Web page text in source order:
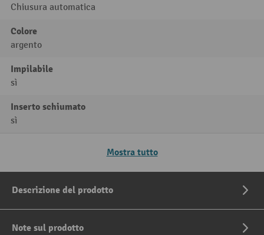
Chiusura automatica
Colore
argento
Impilabile
sì
Inserto schiumato
sì
Mostra tutto
Descrizione del prodotto
Note sul prodotto